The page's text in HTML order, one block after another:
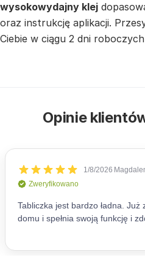
wysokowydajny klej
oraz instrukcję aplikacji.
Ciebie w ciągu 2 dni
Opinie